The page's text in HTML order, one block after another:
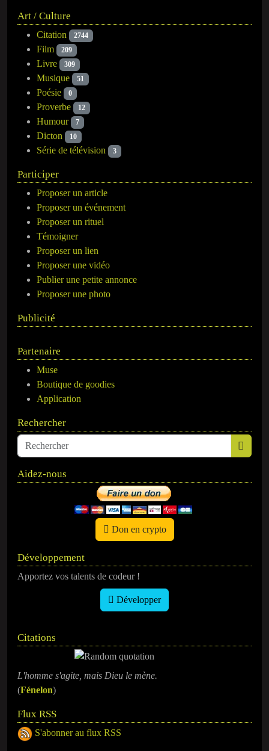
Art / Culture
Citation 2744
Film 209
Livre 309
Musique 51
Poésie 0
Proverbe 12
Humour 7
Dicton 10
Série de télévision 3
Participer
Proposer un article
Proposer un événement
Proposer un rituel
Témoigner
Proposer un lien
Proposer une vidéo
Publier une petite annonce
Proposer une photo
Publicité
Partenaire
Muse
Boutique de goodies
Application
Rechercher
Aidez-nous
Don en crypto
Développement
Apportez vos talents de codeur !
Développer
Citations
L'homme s'agite, mais Dieu le mène.
(Fénelon)
Flux RSS
S'abonner au flux RSS